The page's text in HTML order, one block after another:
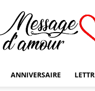
ANNIVERSAIRE